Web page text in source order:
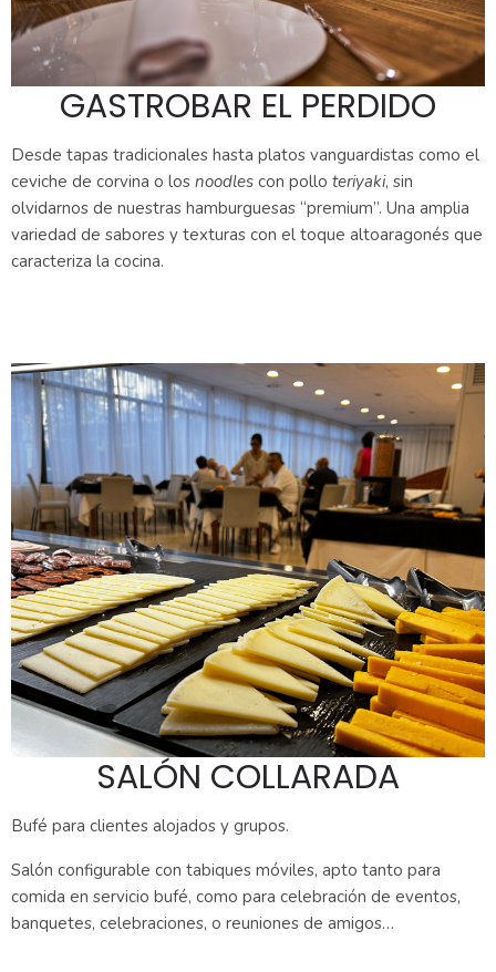
GASTROBAR EL PERDIDO
Desde tapas tradicionales hasta platos vanguardistas como el
ceviche de corvina o los noodles con pollo teriyaki, sin
olvidarnos de nuestras hamburguesas “premium”. Una amplia
variedad de sabores y texturas con el toque altoaragonés que
caracteriza la cocina.
SALÓN COLLARADA
Bufé para clientes alojados y grupos.
Salón configurable con tabiques móviles, apto tanto para
comida en servicio bufé, como para celebración de eventos,
banquetes, celebraciones, o reuniones de amigos…